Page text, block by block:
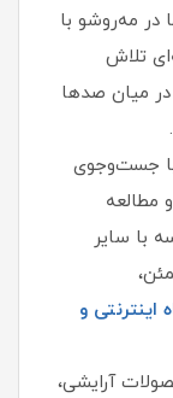
در مه‌روشو با
تلاش
در میان صدها
جست‌وجوی
با سایر
اینترنتی و
آرایشی،